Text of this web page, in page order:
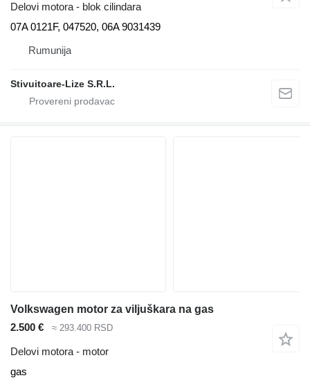
Delovi motora - blok cilindara
07A 0121F, 047520, 06A 9031439
Rumunija
Stivuitoare-Lize S.R.L.
Volkswagen motor za viljuškara na gas
2.500 €
≈ 293.400 RSD
Delovi motora - motor
gas